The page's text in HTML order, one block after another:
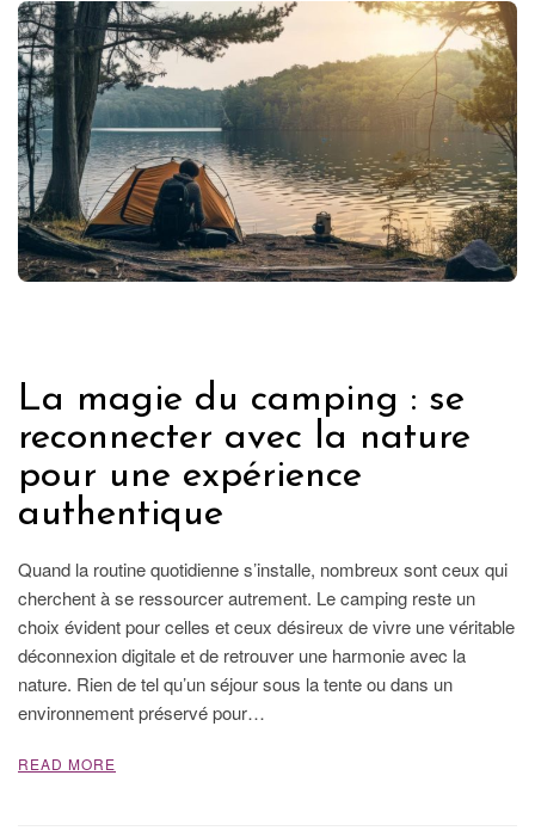
La magie du camping : se
reconnecter avec la nature
pour une expérience
authentique
Quand la routine quotidienne s’installe, nombreux sont ceux qui
cherchent à se ressourcer autrement. Le camping reste un
choix évident pour celles et ceux désireux de vivre une véritable
déconnexion digitale et de retrouver une harmonie avec la
nature. Rien de tel qu’un séjour sous la tente ou dans un
environnement préservé pour…
READ MORE